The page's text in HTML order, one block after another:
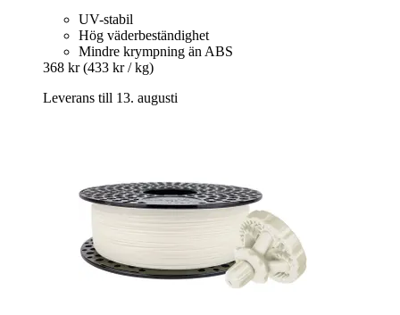
UV-stabil
Hög väderbeständighet
Mindre krympning än ABS
368 kr (433 kr / kg)
Leverans till 13. augusti